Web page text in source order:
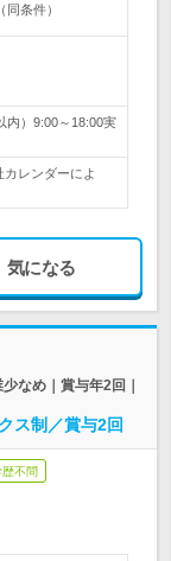
条件）
内）9:00～18:00実
レンダーによ
気になる
なめ｜賞与年2回｜
ス制／賞与2回
歴不問